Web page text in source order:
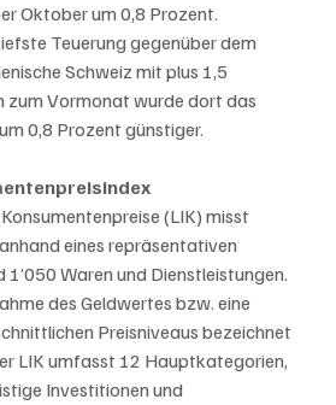
Oktober um 0,8 Prozent.
Teuerung gegenüber dem
Schweiz mit plus 1,5
zum Vormonat wurde dort das
0,8 Prozent günstiger.
(LIK) misst
eines repräsentativen
Waren und Dienstleistungen.
des Geldwertes bzw. eine
Preisniveaus bezeichnet
LIK umfasst 12 Hauptkategorien,
Investitionen und